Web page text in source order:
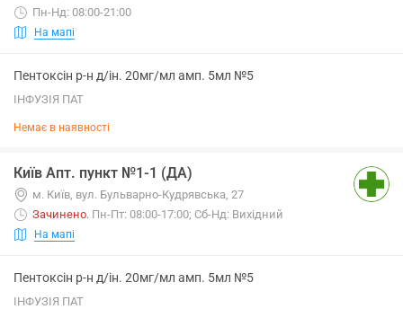
Пн-Нд: 08:00-21:00
На мапі
Пентоксін р-н д/ін. 20мг/мл амп. 5мл №5
ІНФУЗІЯ ПАТ
Немає в наявності
Київ Апт. пункт №1-1 (ДА)
м. Київ, вул. Бульварно-Кудрявська, 27
Зачинено. Пн-Пт: 08:00-17:00; Сб-Нд: Вихідний
На мапі
Пентоксін р-н д/ін. 20мг/мл амп. 5мл №5
ІНФУЗІЯ ПАТ